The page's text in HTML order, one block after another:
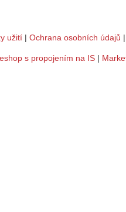
užití | Ochrana osobních údajů
s propojením na IS |